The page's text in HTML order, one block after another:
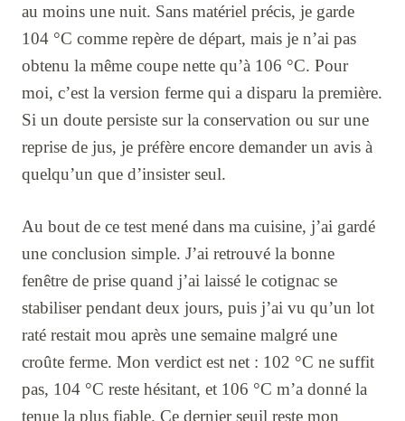
au moins une nuit. Sans matériel précis, je garde
104 °C comme repère de départ, mais je n’ai pas
obtenu la même coupe nette qu’à 106 °C. Pour
moi, c’est la version ferme qui a disparu la première.
Si un doute persiste sur la conservation ou sur une
reprise de jus, je préfère encore demander un avis à
quelqu’un que d’insister seul.
Au bout de ce test mené dans ma cuisine, j’ai gardé
une conclusion simple. J’ai retrouvé la bonne
fenêtre de prise quand j’ai laissé le cotignac se
stabiliser pendant deux jours, puis j’ai vu qu’un lot
raté restait mou après une semaine malgré une
croûte ferme. Mon verdict est net : 102 °C ne suffit
pas, 104 °C reste hésitant, et 106 °C m’a donné la
tenue la plus fiable. Ce dernier seuil reste mon